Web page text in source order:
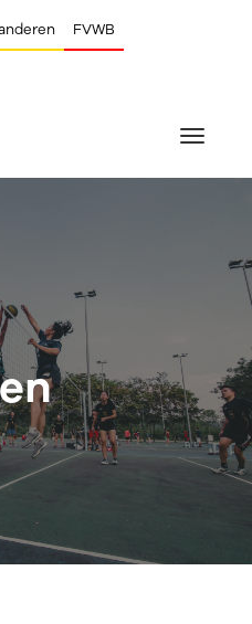
FVWB
Toggle